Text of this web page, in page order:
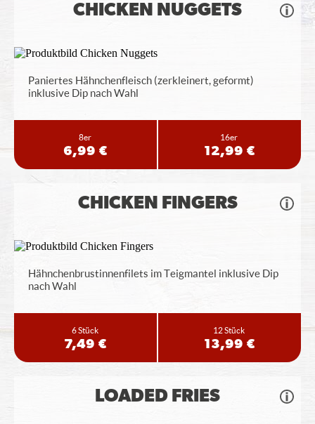
CHICKEN NUGGETS
Paniertes Hähnchenfleisch (zerkleinert, geformt)
inklusive Dip nach Wahl
8er
6,99 €
16er
12,99 €
CHICKEN FINGERS
Hähnchenbrustinnenfilets im Teigmantel inklusive Dip
nach Wahl
6 Stück
7,49 €
12 Stück
13,99 €
LOADED FRIES